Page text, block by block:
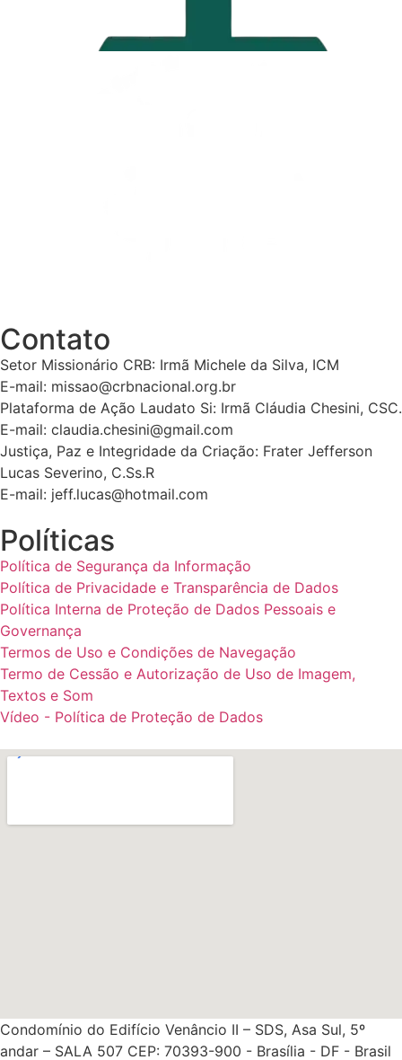
Contato
Setor Missionário CRB: Irmã Michele da Silva, ICM
E-mail: missao@crbnacional.org.br
Plataforma de Ação Laudato Si: Irmã Cláudia Chesini, CSC.
E-mail: claudia.chesini@gmail.com
Justiça, Paz e Integridade da Criação: Frater Jefferson
Lucas Severino, C.Ss.R
E-mail: jeff.lucas@hotmail.com
Políticas
Política de Segurança da Informação
Política de Privacidade e Transparência de Dados
Política Interna de Proteção de Dados Pessoais e
Governança
Termos de Uso e Condições de Navegação
Termo de Cessão e Autorização de Uso de Imagem,
Textos e Som
Vídeo - Política de Proteção de Dados
Condomínio do Edifício Venâncio II – SDS, Asa Sul, 5º
andar – SALA 507 CEP: 70393-900 - Brasília - DF - Brasil